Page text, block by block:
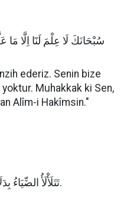
سُبْحَانَكَ لَا عِلْمَ لَنَٓا اِلَّا
ederiz. Senin bize
Muhakkak ki Sen,
Alîm-i Hakîmsin."
تَتَلَأْلَأُ الضِّيَاءُ بِدَلَالَةِ حِكَمِهَا مِنْ تَدْوِيرِكَ، تُشْهِرُكَ.